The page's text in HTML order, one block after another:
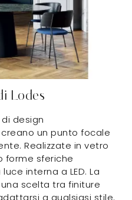
Lodes
design
un punto focale
Realizzate in vetro
forme sferiche
interna a LED. La
scelta tra finiture
a qualsiasi stile.